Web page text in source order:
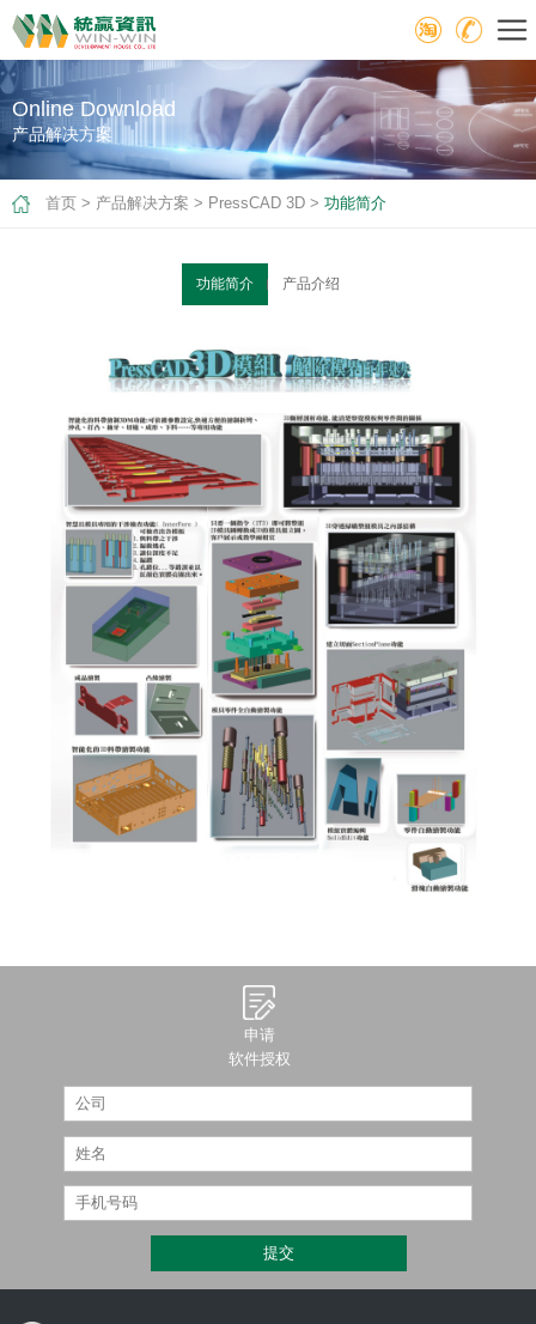
Online Download
产品解决方案
首页 > 产品解决方案 > PressCAD 3D > 功能简介
功能简介 产品介绍
申请
软件授权